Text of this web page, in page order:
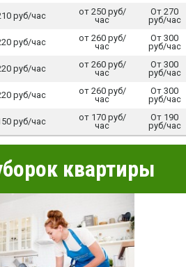
руб/час
от 250 руб/
час
От 270
руб/час
руб/час
от 260 руб/
час
От 300
руб/час
руб/час
от 260 руб/
час
От 300
руб/час
руб/час
от 260 руб/
час
От 300
руб/час
руб/час
от 170 руб/
час
От 190
руб/час
квартиры